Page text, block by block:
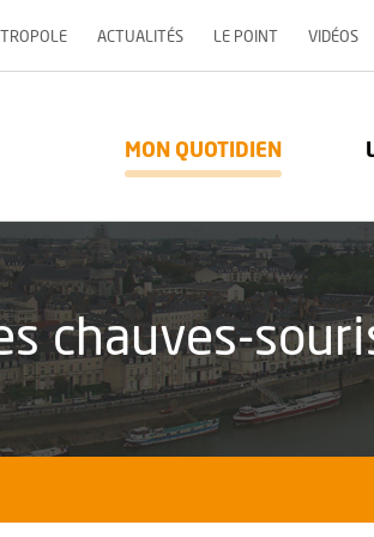
ACTUALITÉS LE POINT VIDÉOS,
Métropole - Communauté urbaine : Retour
MON QUOTIDIEN
chauves-